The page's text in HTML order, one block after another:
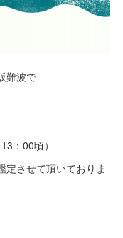
難波で
：00頃）
定させて頂いておりま